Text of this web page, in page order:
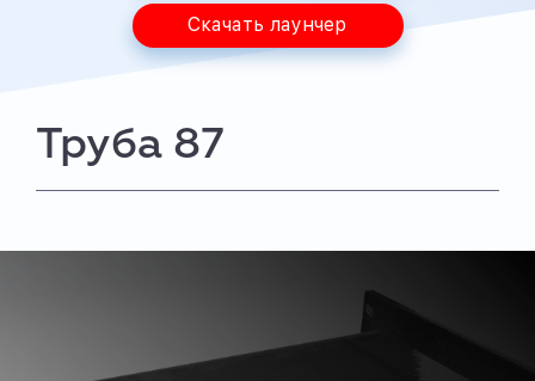
Скачать лаунчер
Труба 87